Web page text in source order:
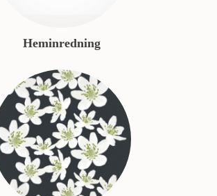
Heminredning